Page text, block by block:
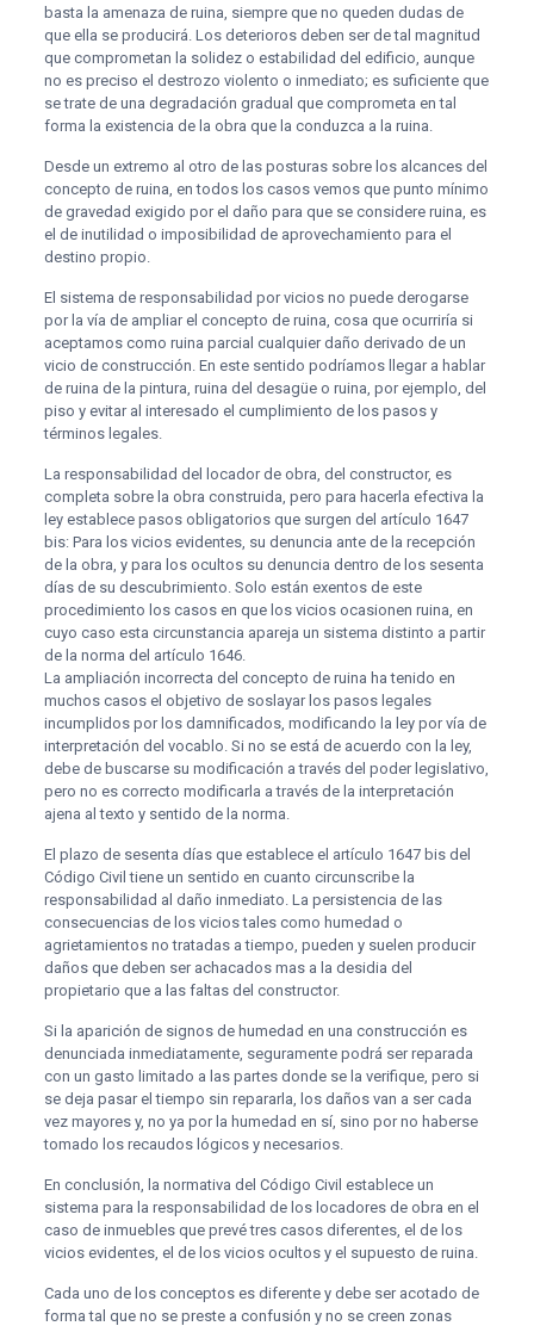
basta la amenaza de ruina, siempre que no queden dudas de
que ella se producirá. Los deterioros deben ser de tal magnitud
que comprometan la solidez o estabilidad del edificio, aunque
no es preciso el destrozo violento o inmediato; es suficiente que
se trate de una degradación gradual que comprometa en tal
forma la existencia de la obra que la conduzca a la ruina.
Desde un extremo al otro de las posturas sobre los alcances del
concepto de ruina, en todos los casos vemos que punto mínimo
de gravedad exigido por el daño para que se considere ruina, es
el de inutilidad o imposibilidad de aprovechamiento para el
destino propio.
El sistema de responsabilidad por vicios no puede derogarse
por la vía de ampliar el concepto de ruina, cosa que ocurriría si
aceptamos como ruina parcial cualquier daño derivado de un
vicio de construcción. En este sentido podríamos llegar a hablar
de ruina de la pintura, ruina del desagüe o ruina, por ejemplo, del
piso y evitar al interesado el cumplimiento de los pasos y
términos legales.
La responsabilidad del locador de obra, del constructor, es
completa sobre la obra construida, pero para hacerla efectiva la
ley establece pasos obligatorios que surgen del artículo 1647
bis: Para los vicios evidentes, su denuncia ante de la recepción
de la obra, y para los ocultos su denuncia dentro de los sesenta
días de su descubrimiento. Solo están exentos de este
procedimiento los casos en que los vicios ocasionen ruina, en
cuyo caso esta circunstancia apareja un sistema distinto a partir
de la norma del artículo 1646.
La ampliación incorrecta del concepto de ruina ha tenido en
muchos casos el objetivo de soslayar los pasos legales
incumplidos por los damnificados, modificando la ley por vía de
interpretación del vocablo. Si no se está de acuerdo con la ley,
debe de buscarse su modificación a través del poder legislativo,
pero no es correcto modificarla a través de la interpretación
ajena al texto y sentido de la norma.
El plazo de sesenta días que establece el artículo 1647 bis del
Código Civil tiene un sentido en cuanto circunscribe la
responsabilidad al daño inmediato. La persistencia de las
consecuencias de los vicios tales como humedad o
agrietamientos no tratadas a tiempo, pueden y suelen producir
daños que deben ser achacados mas a la desidia del
propietario que a las faltas del constructor.
Si la aparición de signos de humedad en una construcción es
denunciada inmediatamente, seguramente podrá ser reparada
con un gasto limitado a las partes donde se la verifique, pero si
se deja pasar el tiempo sin repararla, los daños van a ser cada
vez mayores y, no ya por la humedad en sí, sino por no haberse
tomado los recaudos lógicos y necesarios.
En conclusión, la normativa del Código Civil establece un
sistema para la responsabilidad de los locadores de obra en el
caso de inmuebles que prevé tres casos diferentes, el de los
vicios evidentes, el de los vicios ocultos y el supuesto de ruina.
Cada uno de los conceptos es diferente y debe ser acotado de
forma tal que no se preste a confusión y no se creen zonas